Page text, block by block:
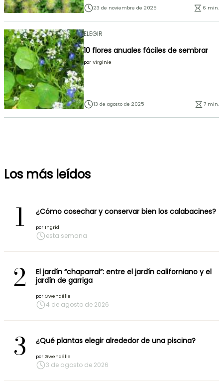
23 de noviembre de 2025 6 min.
ELEGIR
10 flores anuales fáciles de sembrar
por Virginie
13 de agosto de 2025 7 min.
Los más leídos
1 ¿Cómo cosechar y conservar bien los calabacines?
por Ingrid
esta semana
2
El jardín “chaparral”: entre el jardín californiano y el
jardín de garriga
por Gwenaëlle
4 de agosto de 2026
3 ¿Qué plantas elegir alrededor de una piscina?
por Gwenaëlle
3 de agosto de 2026